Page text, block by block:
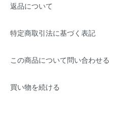
返品について
特定商取引法に基づく表記
この商品について問い合わせる
買い物を続ける